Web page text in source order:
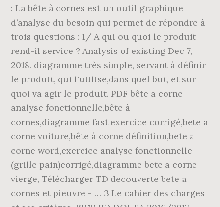
: La bête à cornes est un outil graphique
d’analyse du besoin qui permet de répondre à
trois questions : 1/ A qui ou quoi le produit
rend-il service ? Analysis of existing Dec 7,
2018. diagramme très simple, servant à définir
le produit, qui l'utilise,dans quel but, et sur
quoi va agir le produit. PDF bête a corne
analyse fonctionnelle,bête à
cornes,diagramme fast exercice corrigé,bete a
corne voiture,bête à corne définition,bete a
corne word,exercice analyse fonctionnelle
(grille pain)corrigé,diagramme bete a corne
vierge, Télécharger TD decouverte bete a
cornes et pieuvre - … 3 Le cahier des charges